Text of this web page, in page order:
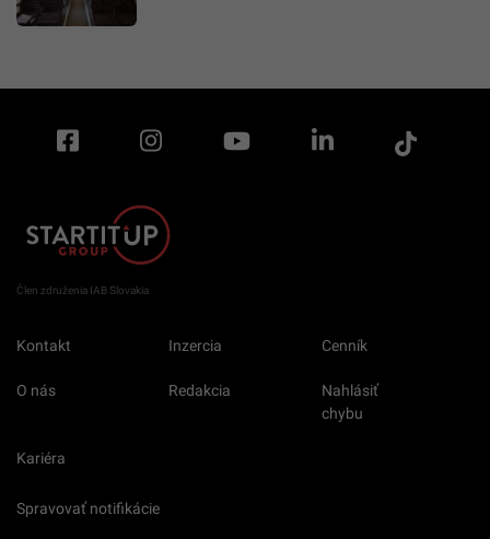
Člen združenia IAB Slovakia
Kontakt Inzercia Cenník
O nás Redakcia
Nahlásiť
chybu
Kariéra
Spravovať notifikácie